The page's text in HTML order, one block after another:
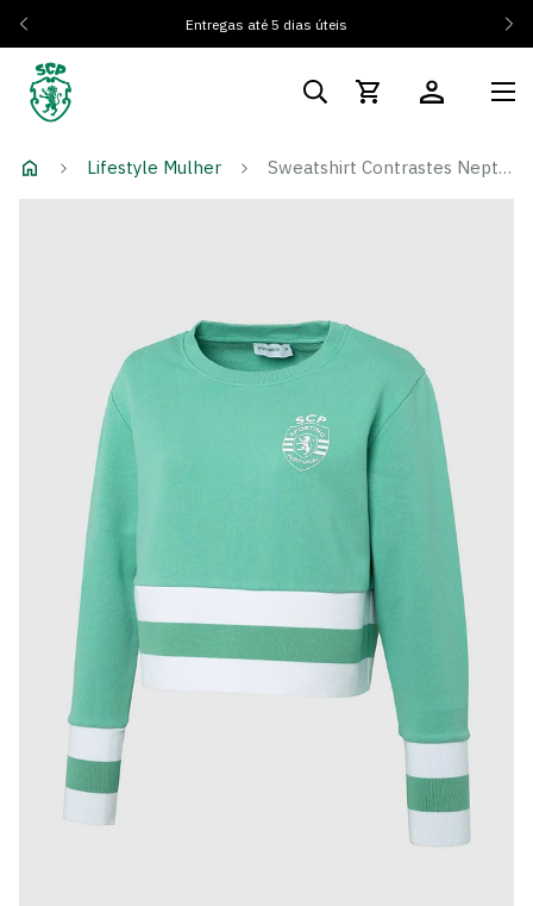
Entregas até 5 dias úteis
Lifestyle Mulher Sweatshirt Contrastes Neptune Edition - Mulher